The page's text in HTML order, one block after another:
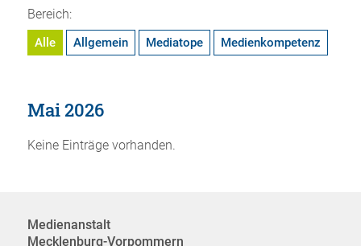
Bereich:
Alle Allgemein Mediatope Medienkompetenz
Mai 2026
Keine Einträge vorhanden.
Medienanstalt
Mecklenburg-Vorpommern